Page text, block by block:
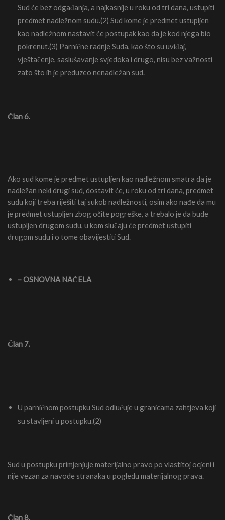
Sud će bez odgađanja, a najkasnije u roku od tri dana, ustupiti
predmet nadležnom sudu.(2) Sud kome je predmet ustupljen
kao nadležnom nastavit će postupak kao da je kod njega bio
pokrenut.(3) Parnične radnje Suda, kao što su uviđaj,
vještačenje, saslušavanje svjedoka i drugo, nisu bez važnosti
zato što ih je preduzeo nenadležan sud.
Član 6.
Ako sud kome je predmet ustupljen kao nadležnom smatra da je
nadležan neki drugi sud, dostavit će, u roku od tri dana, predmet
sudu koji treba riješiti taj sukob nadležnosti, osim ako nađe da mu
je predmet ustupljen zbog očite pogreške, a trebalo je da bude
ustupljen drugom sudu, u kom slučaju će predmet ustupiti
drugom sudu i o tome obavijestiti Sud.
– OSNOVNA NAČELA
Član 7.
U parničnom postupku Sud odlučuje u granicama zahtjeva koji
su stavljeni u postupku.(2)
Sud u postupku primjenjuje materijalno pravo po vlastitoj ocjeni i
nije vezan za navode stranaka u pogledu materijalnog prava.
Član 8.